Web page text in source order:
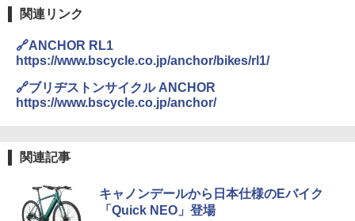
A09 地球の歩き方 イタリア 2026～2027 地
球の歩き方A ヨーロッパ
ァキア 2026～2027 地球の歩き方A ヨーロッ
パ
テント ワンタッチ RENEW 幅200 2-3人用 43
500002(88859)
￥5,999
ュ(BC仕様) PATC-150B(EB)
￥6,459
ポインターライト 強力 小型 緑色/赤色/青紫色
USB充電式 高精度 超長距離照射 長時間使用
関連リンク
🔗ANCHOR RL1
https://www.bscycle.co.jp/anchor/bikes/rl1/
🔗ブリヂストンサイクル ANCHOR
https://www.bscycle.co.jp/anchor/
関連記事
キャノンデールから日本仕様のEバイク
「Quick NEO」登場